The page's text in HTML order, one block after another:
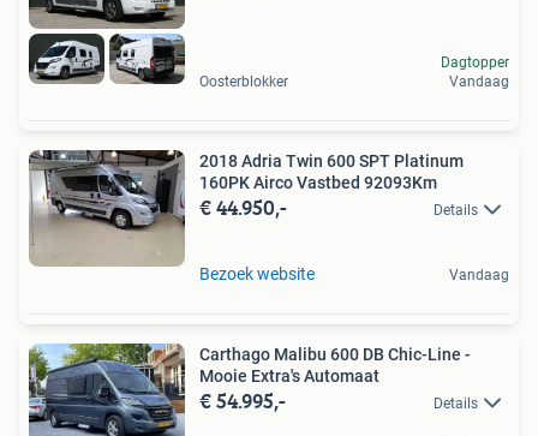
Oosterblokker
Dagtopper
Vandaag
2018 Adria Twin 600 SPT Platinum
160PK Airco Vastbed 92093Km
€ 44.950,- Details
Bezoek website Vandaag
Carthago Malibu 600 DB Chic-Line -
Mooie Extra's Automaat
€ 54.995,- Details